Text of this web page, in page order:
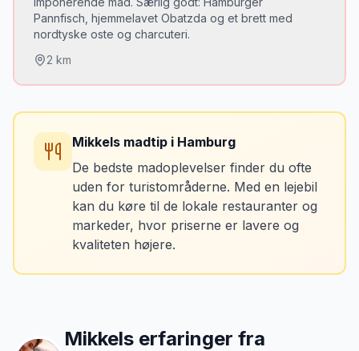
Pannfisch, hjemmelavet Obatzda og et brett med
nordtyske oste og charcuteri.
2 km
•
•Hamburger Pannfisch med karamelliserede løg
Norddeutsche Käsebrett (nordtysk
ostetallerken)
📅 OBS: Åben fra kl. 12:00 dagligt
Mikkels madtip i Hamburg
De bedste madoplevelser finder du ofte
uden for turistområderne. Med en lejebil
kan du køre til de lokale restauranter og
markeder, hvor priserne er lavere og
kvaliteten højere.
Mikkels erfaringer fra